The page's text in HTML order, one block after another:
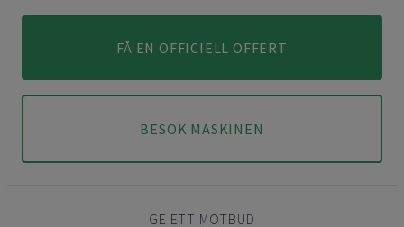
FÅ EN OFFICIELL OFFERT
BESÖK MASKINEN
GE ETT MOTBUD